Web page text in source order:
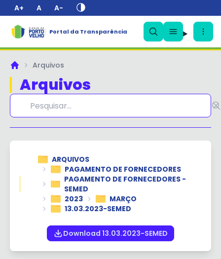
A+ A A-
Portal da Transparência
PrincipalArquivos
Arquivos
ARQUIVOS
PAGAMENTO DE FORNECEDORES
PAGAMENTO DE FORNECEDORES -
SEMED
2023
MARÇO
13.03.2023-SEMED
Download 13.03.2023-SEMED
✕